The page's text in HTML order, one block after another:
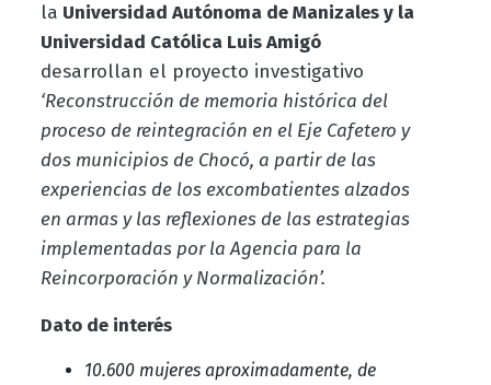
la Universidad Autónoma de Manizales y la
Universidad Católica Luis Amigó
desarrollan el proyecto investigativo
‘Reconstrucción de memoria histórica del
proceso de reintegración en el Eje Cafetero y
dos municipios de Chocó, a partir de las
experiencias de los excombatientes alzados
en armas y las reflexiones de las estrategias
implementadas por la Agencia para la
Reincorporación y Normalización’.
Dato de interés
10.600 mujeres aproximadamente, de